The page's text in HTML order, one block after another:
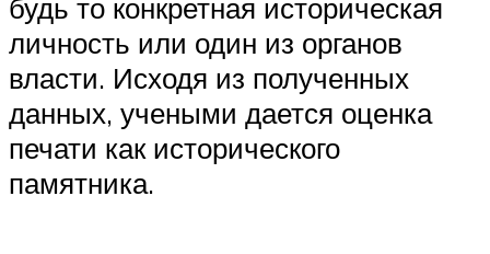
будь то конкретная историческая
личность или один из органов
власти. Исходя из полученных
данных, учеными дается оценка
печати как исторического
памятника.